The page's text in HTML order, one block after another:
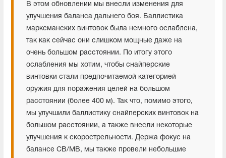
В этом обновлении мы внесли изменения для
улучшения баланса дальнего боя. Баллистика
марксманских винтовок была немного ослаблена,
так как сейчас они слишком мощные даже на
очень большом расстоянии. По итогу этого
ослабления мы хотим, чтобы снайперские
винтовки стали предпочитаемой категорией
оружия для поражения целей на большом
расстоянии (более 400 м). Так что, помимо этого,
мы улучшили баллистику снайперских винтовок на
большом расстоянии, а также внесли некоторые
улучшения к скорострельности. Держа фокус на
балансе СВ/МВ, мы также провели небольшие